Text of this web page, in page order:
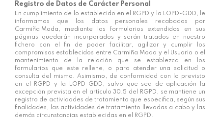
Registro de Datos de Carácter Personal
En cumplimiento de lo establecido en el RGPD y la LOPD-GDD, le
informamos que los datos personales recabados por
Carmiña Moda , mediante los formularios extendidos en sus
páginas quedarán incorporados y serán tratados en nuestro
fichero con el fin de poder facilitar, agilizar y cumplir los
compromisos establecidos entre Carmiña Moda y el Usuario o el
mantenimiento de la relación que se establezca en los
formularios que este rellene, o para atender una solicitud o
consulta del mismo. Asimismo, de conformidad con lo previsto
en el RGPD y la LOPD-GDD, salvo que sea de aplicación la
excepción prevista en el artículo 30.5 del RGPD, se mantiene un
registro de actividades de tratamiento que especifica, según sus
finalidades, las actividades de tratamiento llevadas a cabo y las
demás circunstancias establecidas en el RGPD.